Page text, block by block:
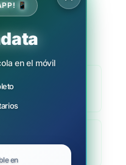
📱
en el móvil
en